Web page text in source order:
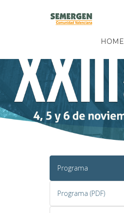
HOME
Programa
Programa (PDF)